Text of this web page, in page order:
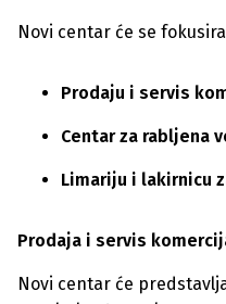
Novi centar će se
Prodaju i servis
Centar za rabljena
Limariju i lakirnicu
Prodaja i servis
Novi centar će